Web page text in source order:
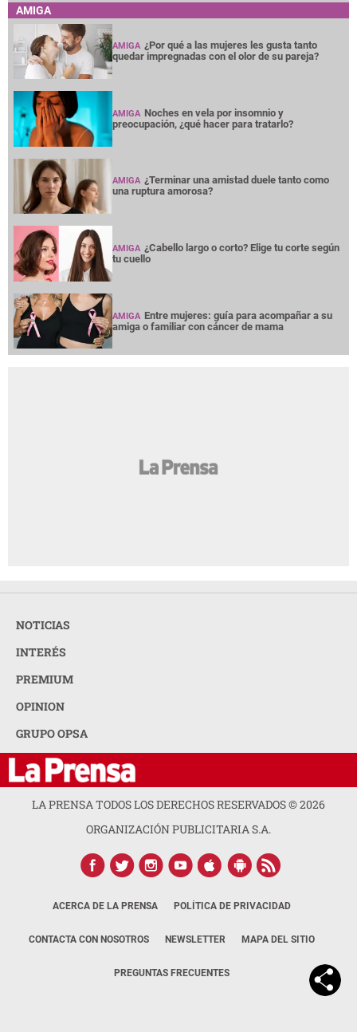
AMIGA
AMIGA ¿Por qué a las mujeres les gusta tanto
quedar impregnadas con el olor de su pareja?
AMIGA Noches en vela por insomnio y
preocupación, ¿qué hacer para tratarlo?
AMIGA ¿Terminar una amistad duele tanto como
una ruptura amorosa?
AMIGA ¿Cabello largo o corto? Elige tu corte según
tu cuello
AMIGA Entre mujeres: guía para acompañar a su
amiga o familiar con cáncer de mama
NOTICIAS
INTERÉS
PREMIUM
OPINION
GRUPO OPSA
LA PRENSA TODOS LOS DERECHOS RESERVADOS ©2026
ORGANIZACIÓN PUBLICITARIA S.A.
ACERCA DE LA PRENSA POLÍTICA DE PRIVACIDAD
CONTACTA CON NOSOTROS NEWSLETTER MAPA DEL SITIO
PREGUNTAS FRECUENTES